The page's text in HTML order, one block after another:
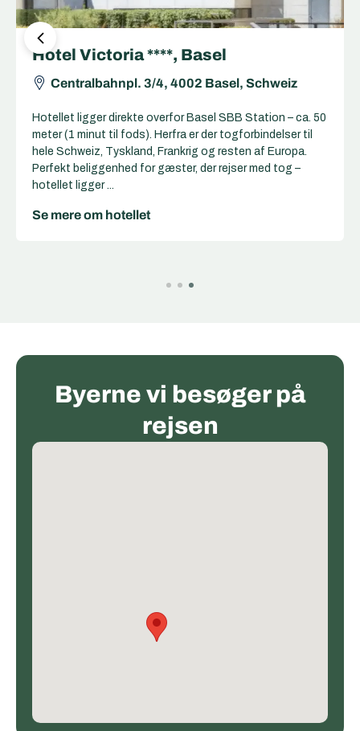
ibis Styles Basel city ***, Basel
Grosspeterstrasse 44, 4052 Basel, Schweiz
Basel SBB Station ligger ca. 800 meter fra hotellet (ca.
10 minutters gang eller 2–3 minutter med sporvogn/bus).
Herfra er der togforbindelser til hele Schweiz, Tyskland,
Frankrig og resten af Europa. Kort og nem gåafstand
til/fra Basel SBB –...
Se mere om hotellet
Byerne vi besøger på
rejsen